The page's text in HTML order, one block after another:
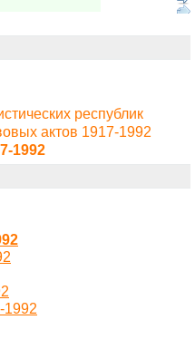
республик
актов 1917-1992
1992